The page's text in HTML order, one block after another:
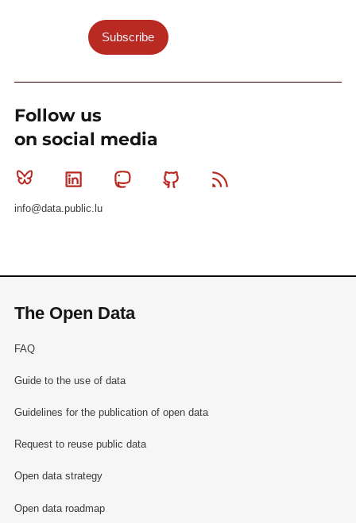
Subscribe
Follow us
on social media
Bluesky Linkedin MastodonGithub
info@data.public.lu
The Open Data
FAQ
Guide to the use of data
Guidelines for the publication of open data
Request to reuse public data
Open data strategy
Open data roadmap